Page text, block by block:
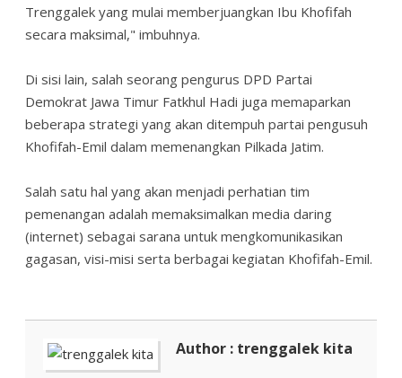
Trenggalek yang mulai memberjuangkan Ibu Khofifah
secara maksimal," imbuhnya.
Di sisi lain, salah seorang pengurus DPD Partai
Demokrat Jawa Timur Fatkhul Hadi juga memaparkan
beberapa strategi yang akan ditempuh partai pengusuh
Khofifah-Emil dalam memenangkan Pilkada Jatim.
Salah satu hal yang akan menjadi perhatian tim
pemenangan adalah memaksimalkan media daring
(internet) sebagai sarana untuk mengkomunikasikan
gagasan, visi-misi serta berbagai kegiatan Khofifah-Emil.
Author : trenggalek kita